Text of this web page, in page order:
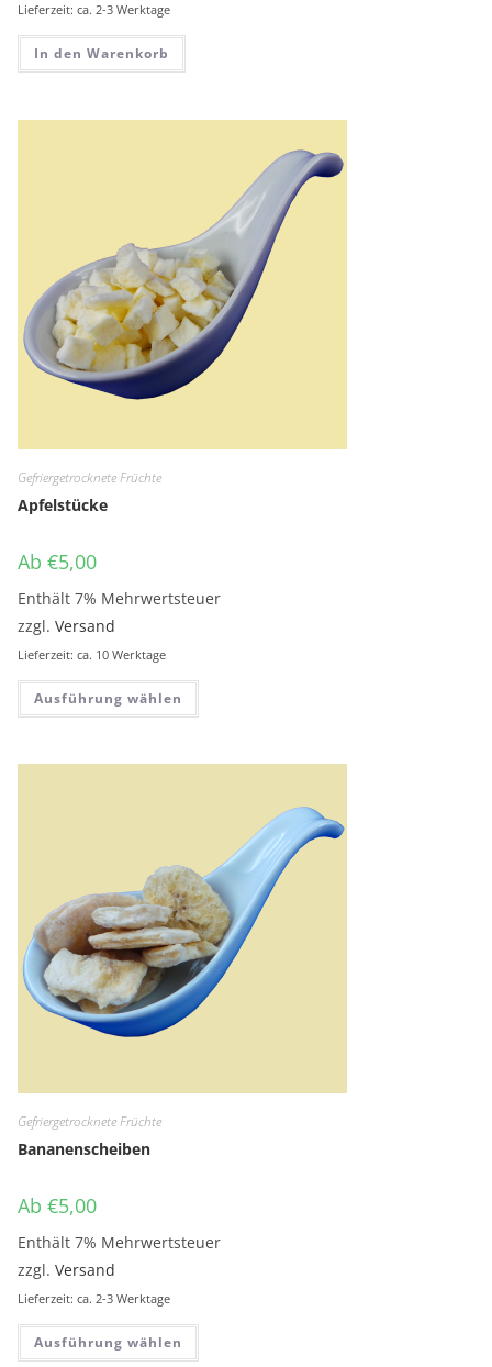
Lieferzeit: ca. 2-3 Werktage
In den Warenkorb
Gefriergetrocknete Früchte
Apfelstücke
Ab €5,00
Enthält 7% Mehrwertsteuer
zzgl.Versand
Lieferzeit: ca. 10 Werktage
Ausführung wählen
Dieses Produkt weist mehrere
Gefriergetrocknete Früchte
Bananenscheiben
Ab €5,00
Enthält 7% Mehrwertsteuer
zzgl.Versand
Lieferzeit: ca. 2-3 Werktage
Ausführung wählen
Dieses Produkt weist mehrere